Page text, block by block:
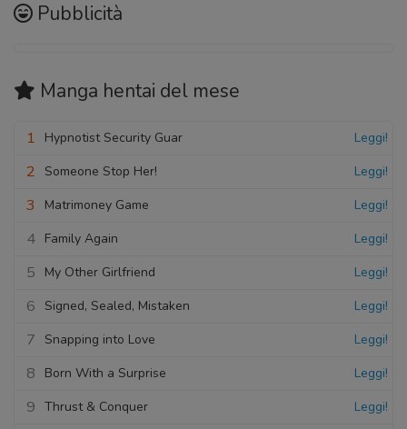
Pubblicità
Manga hentai del mese
1 Hypnotist Security Guar Leggi!
2 Someone Stop Her! Leggi!
3 Matrimoney Game Leggi!
4 Family Again Leggi!
5 My Other Girlfriend Leggi!
6 Signed, Sealed, Mistaken Leggi!
7 Snapping into Love Leggi!
8 Born With a Surprise Leggi!
9 Thrust & Conquer Leggi!